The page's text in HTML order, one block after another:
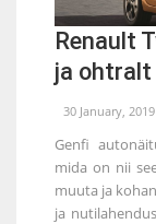
Renault
ja ohtralt
30 January, 2019
Genfi
mida on nii
muuta ja
ja